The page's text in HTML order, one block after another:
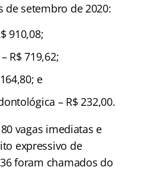
de setembro de 2020:
910,08;
R$ 719,62;
e
– R$ 232,00.
vagas imediatas e
expressivo de
foram chamados do